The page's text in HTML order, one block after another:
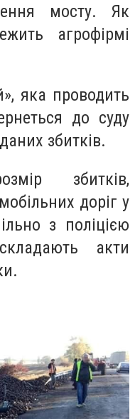
мосту. Як
агрофірмі
яка проводить
до суду
збитків.
збитків,
доріг у
з поліцією
акти